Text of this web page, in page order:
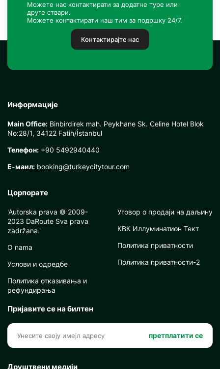
Можете нас контактирати за додатне туре или
друге ствари.
Можете контактирати наш тим за подршку 24/7.
Контактирајте нас
Информације
Main Office: Binbirdirek mah. Peykhane Sk. Celine Hotel Blok
No:28/1, 34122 Fatih/İstanbul
Телефон: +90 5492940440
Е-маил: booking@turkeycitytour.com
Цорпорате
'Autorska prava © 2009-
2023 DaRoute Sva prava
zadržana.'
O nama
Услови и одредбе
Политика отказивања и
рефундирања
Уговор о продаји на даљину
КВК Иллуминатион Тект
Политика приватности
Политика приватности-2
Пријавите се на билтен
претплатити се
Друштвени медији